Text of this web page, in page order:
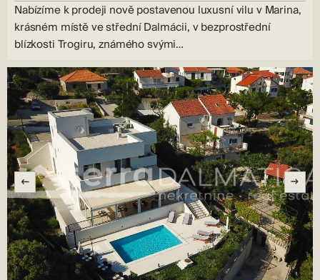
Nabízíme k prodeji nově postavenou luxusní vilu v Marina,
krásném místě ve střední Dalmácii, v bezprostřední
blízkosti Trogiru, známého svými…